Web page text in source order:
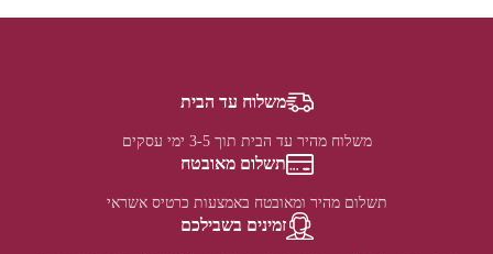
משלוח עד הבית
משלוח מהיר עד הבית תוך 3-5 ימי עסקים
תשלום מאובטח
תשלום מהיר ומאובטח באמצעות כרטיס אשראי
זמינים בשבילכם